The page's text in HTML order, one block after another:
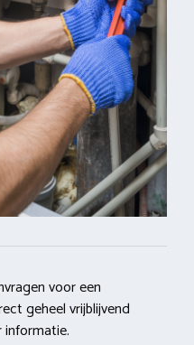
voor een
geheel vrijblijvend